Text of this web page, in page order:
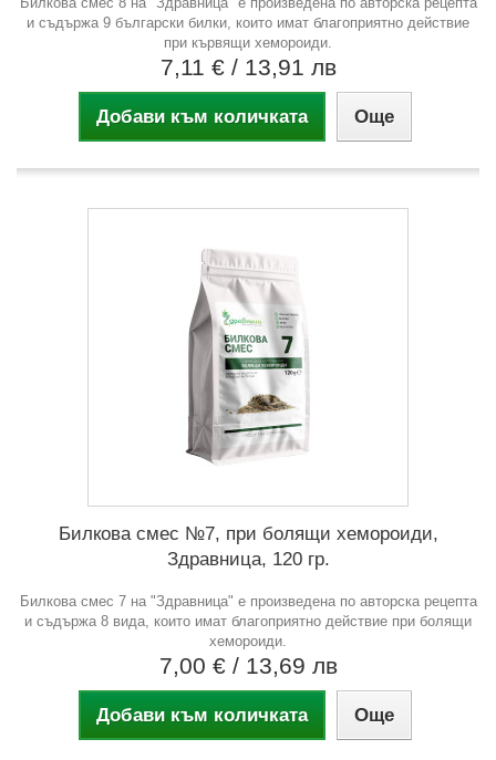
и съдържа 9 български билки, които имат благоприятно действие
при кървящи хемороиди.
7,11 € / 13,91 лв
Добави към количката Още
Билкова смес №7, при болящи хемороиди,
Здравница, 120 гр.
Билкова смес 7 на "Здравница" е произведена по авторска рецепта
и съдържа 8 вида, които имат благоприятно действие при болящи
хемороиди.
7,00 € / 13,69 лв
Добави към количката Още